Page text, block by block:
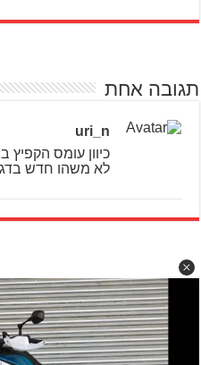
תגובה אחת
uri_n
כיוון עומס הקפיץ
לא משהו חדש